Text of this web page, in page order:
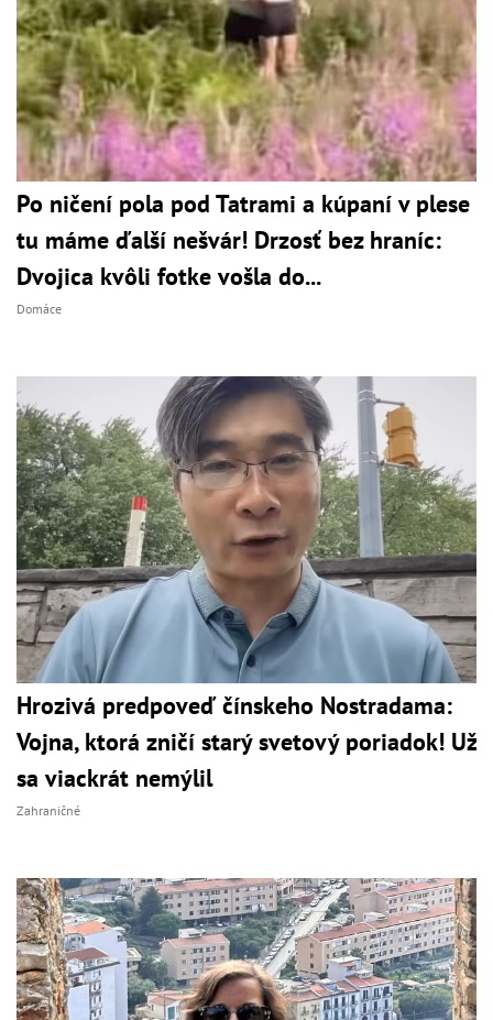
Po ničení pola pod Tatrami a kúpaní v plese
tu máme ďalší nešvár! Drzosť bez hraníc:
Dvojica kvôli fotke vošla do...
Domáce
Hrozivá predpoveď čínskeho Nostradama:
Vojna, ktorá zničí starý svetový poriadok! Už
sa viackrát nemýlil
Zahraničné